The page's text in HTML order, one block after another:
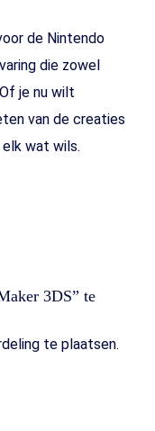
de Nintendo
die zowel
je nu wilt
van de creaties
wat wils.
3DS” te
te plaatsen.